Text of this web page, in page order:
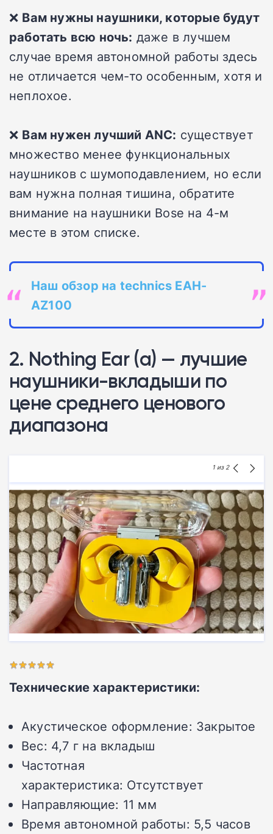
❌ Вам нужны наушники, которые будут
работать всю ночь: даже в лучшем
случае время автономной работы здесь
не отличается чем-то особенным, хотя и
неплохое.
❌ Вам нужен лучший ANC: существует
множество менее функциональных
наушников с шумоподавлением, но если
вам нужна полная тишина, обратите
внимание на наушники Bose на 4-м
месте в этом списке.
Наш обзор на technics EAH-
AZ100
2. Nothing Ear (a) — лучшие
наушники-вкладыши по
цене среднего ценового
диапазона
1 из 2
Технические характеристики:
Акустическое оформление: Закрытое
Вес: 4,7 г на вкладыш
Частотная
характеристика: Отсутствует
Направляющие: 11 мм
Время автономной работы: 5,5 часов